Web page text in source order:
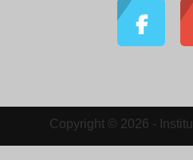
Copyright © 2026 -